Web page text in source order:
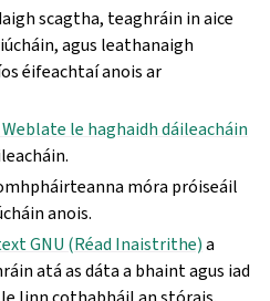
scagtha, teaghráin in aice
agus leathanaigh
éifeachtaí anois ar
le haghaidh dáileacháin
móra próiseáil
anois.
GNU (Réad Inaistrithe)a
atá as dáta a bhaint agus iad